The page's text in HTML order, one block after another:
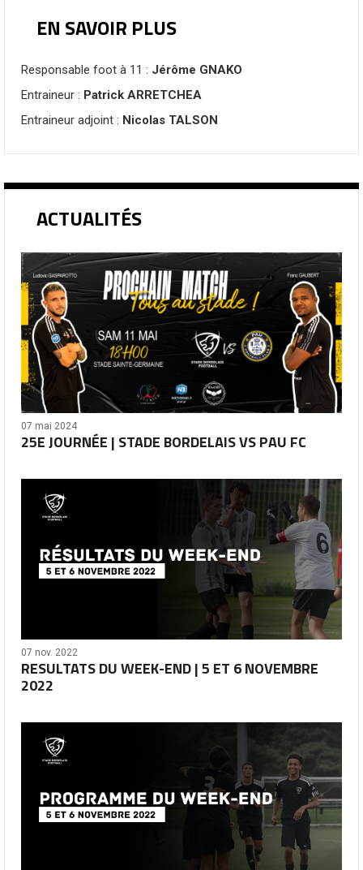
EN SAVOIR PLUS
Responsable foot à 11 : Jérôme GNAKO
Entraineur : Patrick ARRETCHEA
Entraineur adjoint : Nicolas TALSON
ACTUALITÉS
07 mai 2024
25E JOURNÉE | STADE BORDELAIS VS PAU FC
07 nov. 2022
RESULTATS DU WEEK-END | 5 ET 6 NOVEMBRE
2022